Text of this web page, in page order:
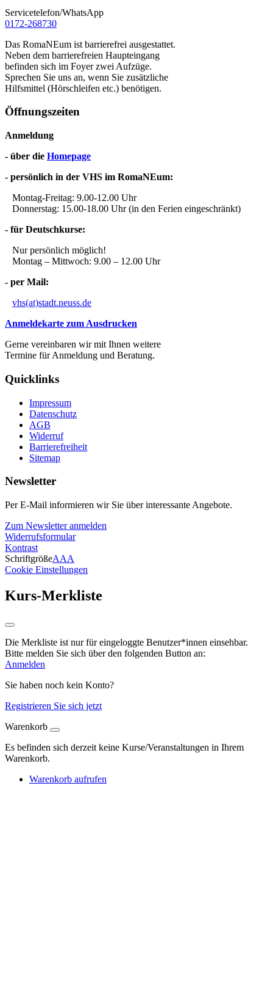
Servicetelefon/WhatsApp
0172-268730
Das RomaNEum ist barrierefrei ausgestattet.
Neben dem barrierefreien Haupteingang
befinden sich im Foyer zwei Aufzüge.
Sprechen Sie uns an, wenn Sie zusätzliche
Hilfsmittel (Hörschleifen etc.) benötigen.
Öffnungszeiten
Anmeldung
- über die Homepage
- persönlich in der VHS im RomaNEum:
Montag-Freitag: 9.00-12.00 Uhr
Donnerstag: 15.00-18.00 Uhr (in den Ferien eingeschränkt)
- für Deutschkurse:
Nur persönlich möglich!
Montag – Mittwoch: 9.00 – 12.00 Uhr
- per Mail:
vhs(at)stadt.neuss.de
Anmeldekarte zum Ausdrucken
Gerne vereinbaren wir mit Ihnen weitere
Termine für Anmeldung und Beratung.
Quicklinks
Impressum
Datenschutz
AGB
Widerruf
Barrierefreiheit
Sitemap
Newsletter
Per E-Mail informieren wir Sie über interessante Angebote.
Zum Newsletter anmelden
Widerrufsformular
Kontrast
SchriftgrößeAAA
Cookie Einstellungen
Kurs-Merkliste
Die Merkliste ist nur für eingeloggte Benutzer*innen einsehbar.
Bitte melden Sie sich über den folgenden Button an:
Anmelden
Sie haben noch kein Konto?
Registrieren Sie sich jetzt
Warenkorb
Es befinden sich derzeit keine Kurse/Veranstaltungen in Ihrem
Warenkorb.
Warenkorb aufrufen